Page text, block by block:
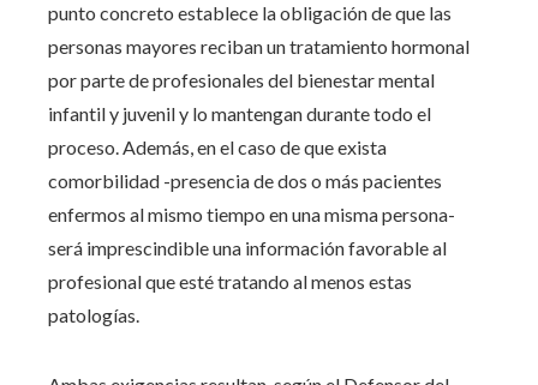
punto concreto establece la obligación de que las
personas mayores reciban un tratamiento hormonal
por parte de profesionales del bienestar mental
infantil y juvenil y lo mantengan durante todo el
proceso. Además, en el caso de que exista
comorbilidad -presencia de dos o más pacientes
enfermos al mismo tiempo en una misma persona-
será imprescindible una información favorable al
profesional que esté tratando al menos estas
patologías.